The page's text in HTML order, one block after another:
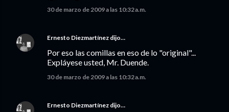
30 de marzo de 2009 a las 10:32 a.m.
Ernesto Diezmartínez dijo…
Por eso las comillas en eso de lo "original"...
Expláyese usted, Mr. Duende.
30 de marzo de 2009 a las 10:32 a.m.
Ernesto Diezmartínez dijo…